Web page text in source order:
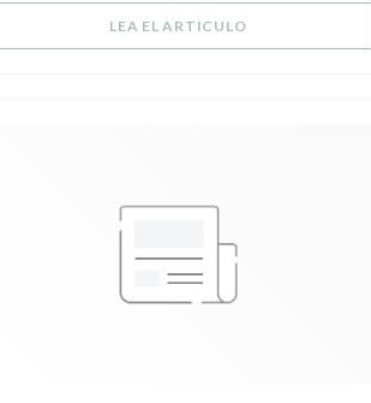
LEA EL ARTICULO((ABRE EN UNA